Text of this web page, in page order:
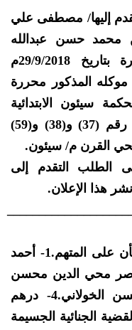
إليها/ مصطفى علي
محمد حسن عبدالله
السقاف بموجب الوكالة المحررة بتاريخ 29/9/2018م
المذكور محررة
بمحكمة سيئون الابتدائية
برقم (97/1434هـ) لقطع الأراضي رقم (37) و(38) و(59)
الطلب التقدم إلى
تعلن محكمة شرق إب الابتدائية بأن على المتهم.1- أحمد
حسين ناصر محي الدين محسن
الخولاني.3- خالد امين علي محسن الخولاني.4- درهم
الجنائية الجسيمة